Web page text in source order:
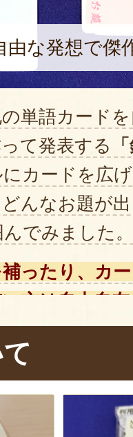
由な発想で傑
単語カード
て発表する
カードを広
んなお題が
でみました。
補ったり、カ
方は自由自
出して最高
るシンプル
温かいコミ
間に時間が過